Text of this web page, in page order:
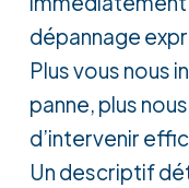
dépannage
Plus vous nous
panne, plus
d’intervenir
Un descriptif